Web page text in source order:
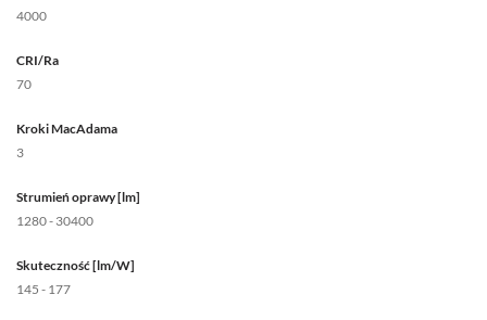
4000
CRI/Ra
70
Kroki MacAdama
3
Strumień oprawy [lm]
1280 - 30400
Skuteczność [lm/W]
145 - 177